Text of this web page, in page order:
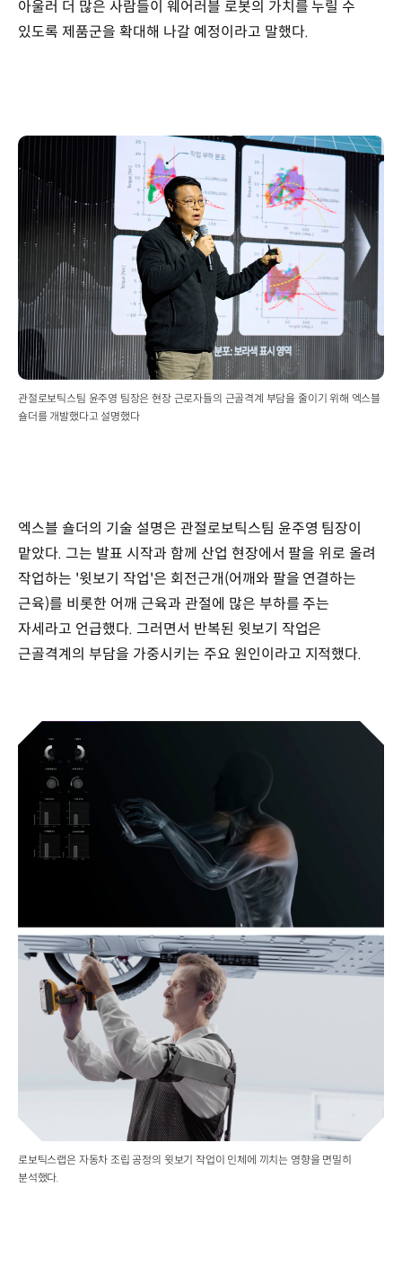
아울러 더 많은 사람들이 웨어러블 로봇의 가치를 누릴 수
있도록 제품군을 확대해 나갈 예정이라고 말했다.
관절로보틱스팀 윤주영 팀장은 현장 근로자들의 근골격계 부담을 줄이기 위해 엑스블
숄더를 개발했다고 설명했다
엑스블 숄더의 기술 설명은 관절로보틱스팀 윤주영 팀장이
맡았다. 그는 발표 시작과 함께 산업 현장에서 팔을 위로 올려
작업하는 '윗보기 작업'은 회전근개(어깨와 팔을 연결하는
근육)를 비롯한 어깨 근육과 관절에 많은 부하를 주는
자세라고 언급했다. 그러면서 반복된 윗보기 작업은
근골격계의 부담을 가중시키는 주요 원인이라고 지적했다.
로보틱스랩은 자동차 조립 공정의 윗보기 작업이 인체에 끼치는 영향을 면밀히
분석했다.